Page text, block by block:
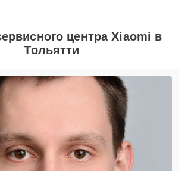
центра Xiaomi в
Тольятти